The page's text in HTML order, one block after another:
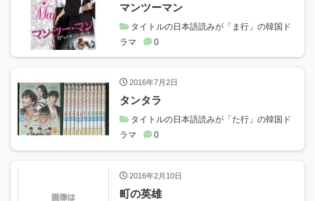
マンツーマン
タイトルの日本語読みが「ま行」の韓国ド
ラマ
0
2016年7月2日
タンタラ
タイトルの日本語読みが「た行」の韓国ド
ラマ
0
2016年2月10日
町の英雄